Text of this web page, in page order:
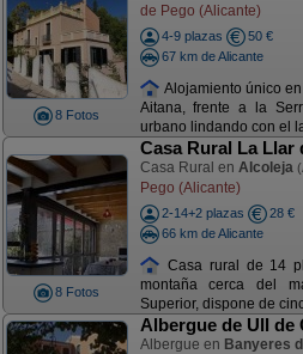
8 Fotos
de Pego (Alicante)
4-9 plazas
50 €
67 km de Alicante
Alojamiento único
Aitana, frente a la
urbano lindando con el
8 Fotos
Casa Rural La Llar
Casa Rural en Alcoleja
Pego (Alicante)
2-14+2 plazas
28 €
66 km de Alicante
Casa rural de 14
montaña cerca del
Superior, dispone de
Albergue de Ull de
Albergue en Banyeres